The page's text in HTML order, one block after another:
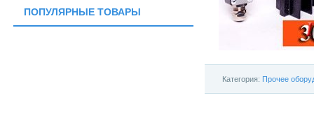
Категория: Прочее
ПОПУЛЯРНЫЕ ТОВАРЫ